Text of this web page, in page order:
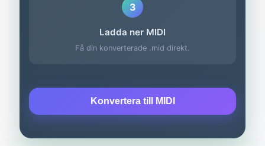
3
Ladda ner MIDI
Få din konverterade .mid direkt.
Konvertera till MIDI